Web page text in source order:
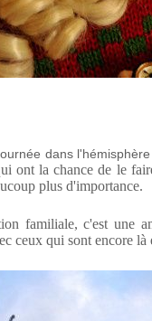
dans
ont la chance de le
plus d'importance.
familiale, c'est une
ceux qui sont encore